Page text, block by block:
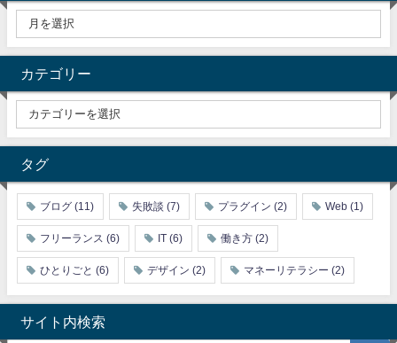
カテゴリー
タグ
ブログ (11) 失敗談 (7) プラグイン (2) Web (1)
フリーランス (6) IT (6) 働き方 (2)
ひとりごと (6) デザイン (2) マネーリテラシー (2)
サイト内検索